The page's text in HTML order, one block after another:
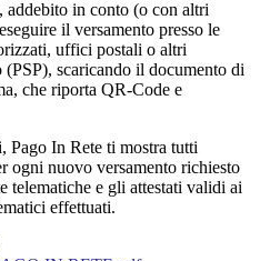
addebito in conto (o con altri
il versamento presso le
uffici postali o altri
scaricando il documento di
che riporta QR-Code e
Pago In Rete ti mostra tutti
ogni nuovo versamento richiesto
telematiche e gli attestati validi ai
effettuati.